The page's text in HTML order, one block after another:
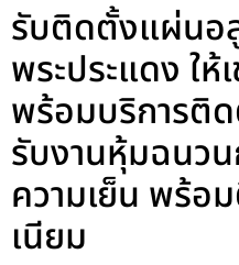
รับติดตั้งแผ่นอ
พระประแดง ให้
พร้อมบริการติ
รับงานหุ้มฉนว
ความเย็น พร้
เนียม